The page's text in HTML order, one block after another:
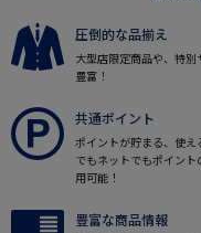
圧倒的な品揃え
大型店限定商品や、特別
豊富！
共通ポイント
ポイントが貯まる、使え
でもネットでもポイント
用可能！
豊富な商品情報